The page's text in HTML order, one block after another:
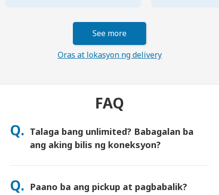
See more
Oras at lokasyon ng delivery
FAQ
Q. Talaga bang unlimited? Babagalan ba
ang aking bilis ng koneksyon?
Oo. itoy tunay na unlimited at hindi namin ipinapatupad ang
ng bilis. Maari mong gamitin ang data nang walang hanggan,
Q. Paano ba ang pickup at pagbabalik?